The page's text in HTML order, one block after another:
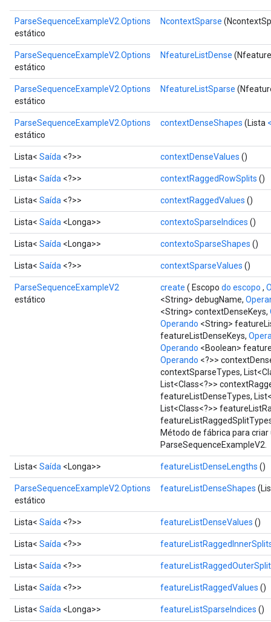
ParseSequenceExampleV2.Options
estático
NcontextSparse
ParseSequenceExampleV2.Options
estático
NfeatureListDense
ParseSequenceExampleV2.Options
estático
NfeatureListSparse
ParseSequenceExampleV2.Options
estático
contextDenseShapes (Lista
Lista< Saída <?>> contextDenseValues ()
Lista< Saída <?>> contextRaggedRowSplits ()
Lista< Saída <?>> contextRaggedValues ()
Lista< Saída <Longa>> contextoSparseIndices ()
Lista< Saída <Longa>> contextoSparseShapes ()
Lista< Saída <?>> contextSparseValues ()
ParseSequenceExampleV2
estático
create ( Escopo do escopo ,
<String> debugName,
<String> contextDenseKeys,
Operando <String>
featureListDenseKeys,
Operando <Boolean>
Operando <?>>
contextSparseTypes,
List<Class<?>>
featureListDenseTypes,
List<Class<?>>
Método de fábrica para
ParseSequenceExampleV2.
Lista< Saída <Longa>> featureListDenseLengths ()
ParseSequenceExampleV2.Options
estático
featureListDenseShapes
Lista< Saída <?>> featureListDenseValues ()
Lista< Saída <?>>
Lista< Saída <?>>
Lista< Saída <?>> featureListRaggedValues ()
Lista< Saída <Longa>> featureListSparseIndices ()